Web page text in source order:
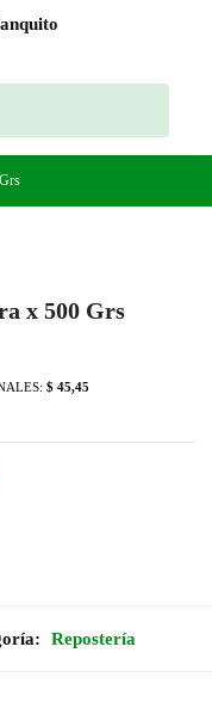
x 500 Grs
$ 45,45
Repostería